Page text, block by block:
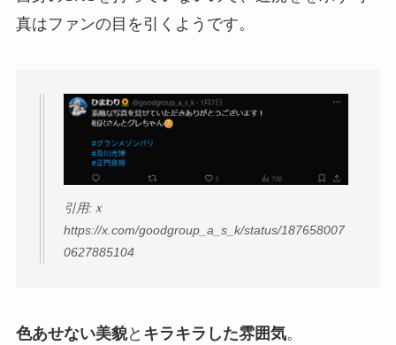
真はファンの目を引くようです。
引用:ｘ
https://x.com/goodgroup_a_s_k/status/187658007
0627885104
色あせない美貌と キラキラした雰囲気。